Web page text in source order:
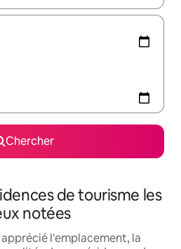
Chercher
de tourisme les
notées
l'emplacement, la